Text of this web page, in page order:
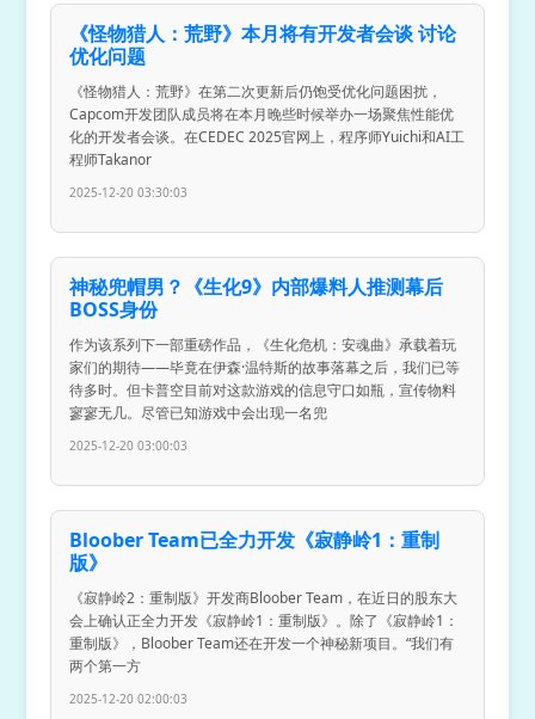
《怪物猎人：荒野》本月将有开发者会谈 讨论
优化问题
《怪物猎人：荒野》在第二次更新后仍饱受优化问题困扰，
Capcom开发团队成员将在本月晚些时候举办一场聚焦性能优
化的开发者会谈。在CEDEC 2025官网上，程序师Yuichi和AI工
程师Takanor
2025-12-20 03:30:03
神秘兜帽男？《生化9》内部爆料人推测幕后
BOSS身份
作为该系列下一部重磅作品，《生化危机：安魂曲》承载着玩
家们的期待——毕竟在伊森·温特斯的故事落幕之后，我们已等
待多时。但卡普空目前对这款游戏的信息守口如瓶，宣传物料
寥寥无几。尽管已知游戏中会出现一名兜
2025-12-20 03:00:03
Bloober Team已全力开发《寂静岭1：重制
版》
《寂静岭2：重制版》开发商Bloober Team，在近日的股东大
会上确认正全力开发《寂静岭1：重制版》。除了《寂静岭1：
重制版》，Bloober Team还在开发一个神秘新项目。“我们有
两个第一方
2025-12-20 02:00:03